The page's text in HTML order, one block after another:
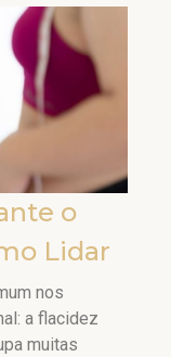
o
Lidar
nos
a flacidez
muitas